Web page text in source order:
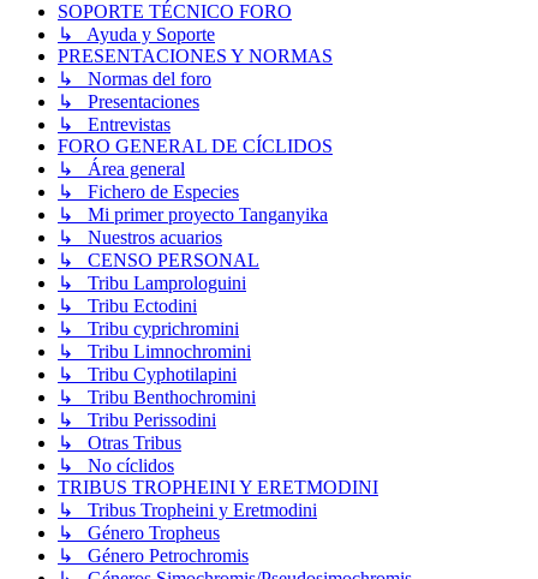
SOPORTE TÉCNICO FORO
↳ Ayuda y Soporte
PRESENTACIONES Y NORMAS
↳ Normas del foro
↳ Presentaciones
↳ Entrevistas
FORO GENERAL DE CÍCLIDOS
↳ Área general
↳ Fichero de Especies
↳ Mi primer proyecto Tanganyika
↳ Nuestros acuarios
↳ CENSO PERSONAL
↳ Tribu Lamprologuini
↳ Tribu Ectodini
↳ Tribu cyprichromini
↳ Tribu Limnochromini
↳ Tribu Cyphotilapini
↳ Tribu Benthochromini
↳ Tribu Perissodini
↳ Otras Tribus
↳ No cíclidos
TRIBUS TROPHEINI Y ERETMODINI
↳ Tribus Tropheini y Eretmodini
↳ Género Tropheus
↳ Género Petrochromis